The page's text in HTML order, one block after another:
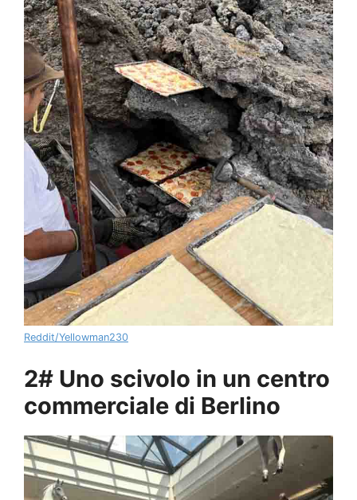
Reddit/Yellowman230
2# Uno scivolo in un centro
commerciale di Berlino